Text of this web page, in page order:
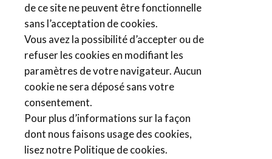
de ce site ne peuvent être fonctionnelle
sans l’acceptation de cookies.
Vous avez la possibilité d’accepter ou de
refuser les cookies en modifiant les
paramètres de votre navigateur. Aucun
cookie ne sera déposé sans votre
consentement.
Pour plus d’informations sur la façon
dont nous faisons usage des cookies,
lisez notre Politique de cookies.